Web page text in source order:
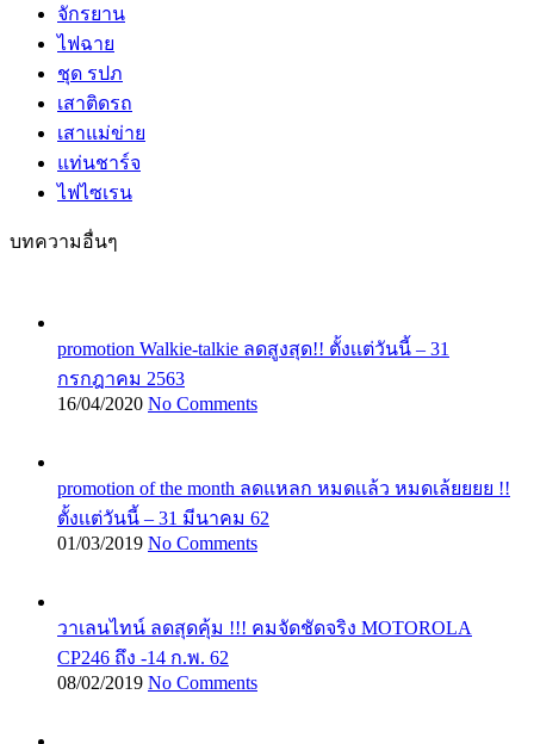
จักรยาน
ไฟฉาย
ชุด รปภ
เสาติดรถ
เสาแม่ข่าย
แท่นชาร์จ
ไฟไซเรน
บทความอื่นๆ
promotion Walkie-talkie ลดสูงสุด!! ตั้งเเต่วันนี้ – 31
กรกฎาคม 2563
16/04/2020 No Comments
promotion of the month ลดแหลก หมดเเล้ว หมดเล้ยยยย !!
ตั้งเเต่วันนี้ – 31 มีนาคม 62
01/03/2019 No Comments
วาเลนไทน์ ลดสุดคุ้ม !!! คมจัดชัดจริง MOTOROLA
CP246 ถึง -14 ก.พ. 62
08/02/2019 No Comments